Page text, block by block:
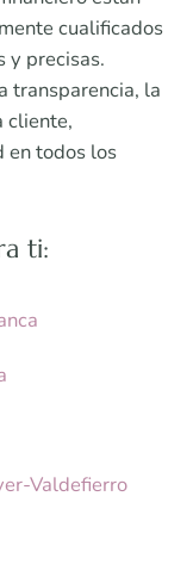
cualificados
y precisas.
transparencia, la
cliente,
en todos los
ti:
Valdefierro